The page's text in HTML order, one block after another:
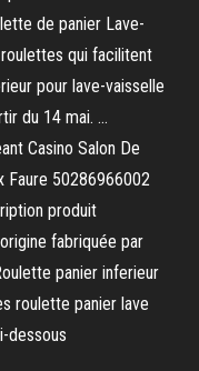
de panier Lave-
qui facilitent
pour lave-vaisselle
du 14 mai. ...
Casino Salon De
Faure 50286966002
produit
fabriquée par
panier inferieur
roulette panier lave
dessous